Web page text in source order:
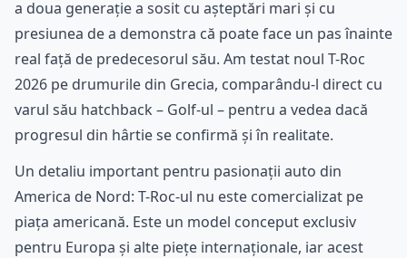
a doua generație a sosit cu așteptări mari și cu
presiunea de a demonstra că poate face un pas înainte
real față de predecesorul său. Am testat noul T-Roc
2026 pe drumurile din Grecia, comparându-l direct cu
varul său hatchback – Golf-ul – pentru a vedea dacă
progresul din hârtie se confirmă și în realitate.
Un detaliu important pentru pasionații auto din
America de Nord: T-Roc-ul nu este comercializat pe
piața americană. Este un model conceput exclusiv
pentru Europa și alte piețe internaționale, iar acest